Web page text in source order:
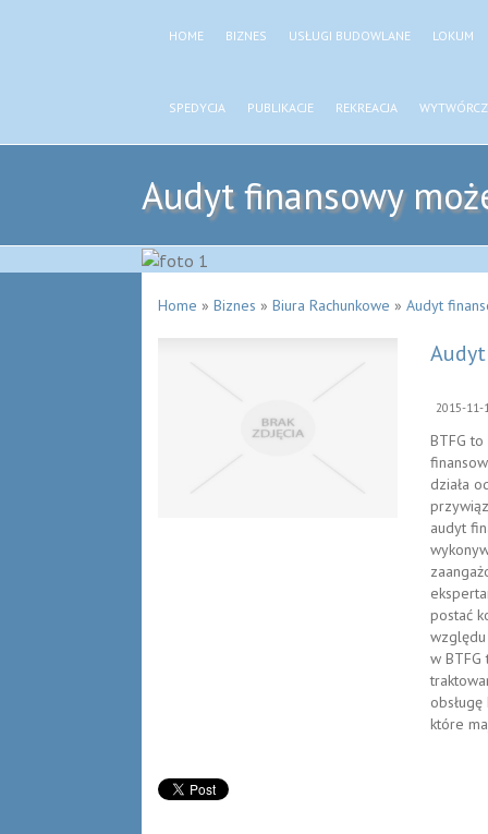
HOME BIZNES USŁUGI BUDOWLANE LOKUM
SPEDYCJA PUBLIKACJE REKREACJA
Audyt finansowy
Home » Biznes » Biura Rachunkowe » Audyt
2015-11-
BTFG
działa
audyt
postać
względu
w BTFG
które